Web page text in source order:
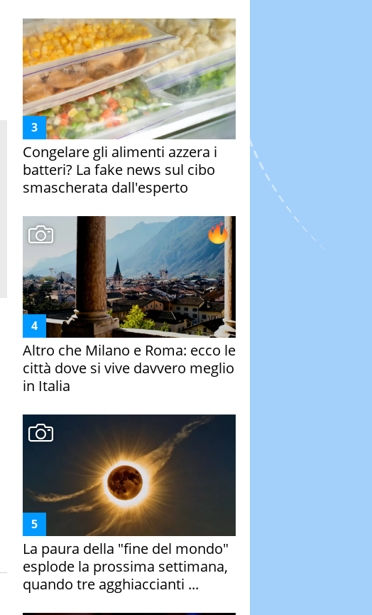
Congelare gli alimenti azzera i
batteri? La fake news sul cibo
smascherata dall'esperto
Altro che Milano e Roma: ecco le
città dove si vive davvero meglio
in Italia
La paura della "fine del mondo"
esplode la prossima settimana,
quando tre agghiaccianti ...